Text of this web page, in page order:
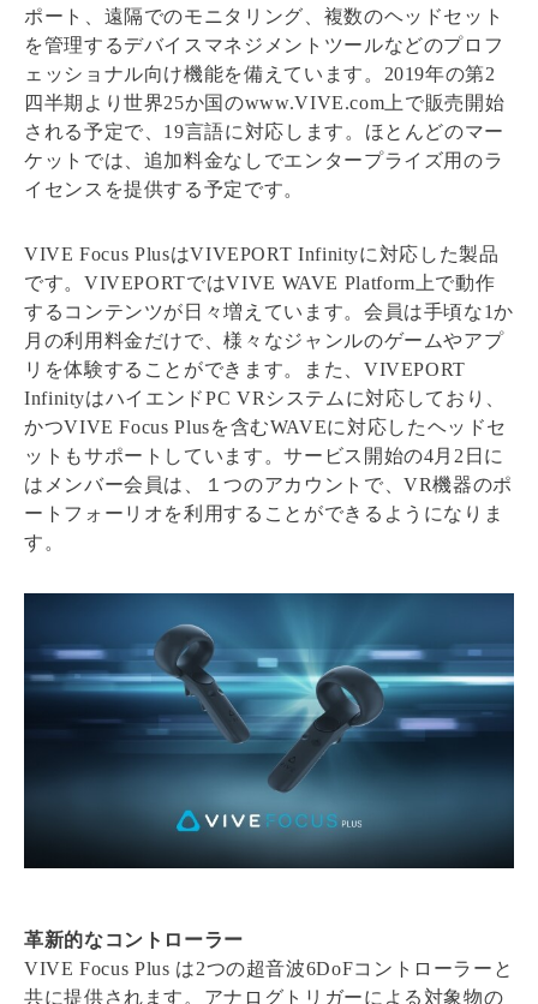
ポート、遠隔でのモニタリング、複数のヘッドセット
を管理するデバイスマネジメントツールなどのプロフ
ェッショナル向け機能を備えています。2019年の第2
四半期より世界25か国のwww.VIVE.com上で販売開始
される予定で、19言語に対応します。ほとんどのマー
ケットでは、追加料金なしでエンタープライズ用のラ
イセンスを提供する予定です。
VIVE Focus PlusはVIVEPORT Infinityに対応した製品
です。VIVEPORTではVIVE WAVE Platform上で動作
するコンテンツが日々増えています。会員は手頃な1か
月の利用料金だけで、様々なジャンルのゲームやアプ
リを体験することができます。また、VIVEPORT
InfinityはハイエンドPC VRシステムに対応しており、
かつVIVE Focus Plusを含むWAVEに対応したヘッドセ
ットもサポートしています。サービス開始の4月2日に
はメンバー会員は、１つのアカウントで、VR機器のポ
ートフォーリオを利用することができるようになりま
す。
革新的なコントローラー
VIVE Focus Plus は2つの超音波6DoFコントローラーと
共に提供されます。アナログトリガーによる対象物の